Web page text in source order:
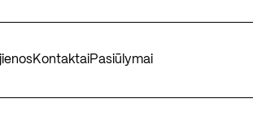
KontaktaiPasiūlymai